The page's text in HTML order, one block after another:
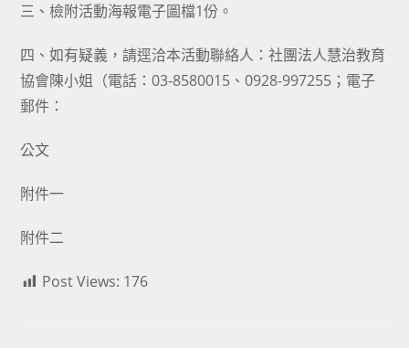
三、檢附活動海報電子圖檔1份。
四、如有疑義，請逕洽本活動聯絡人：社團法人慧治教育
協會陳小姐（電話：03-8580015、0928-997255；電子
郵件：
公文
附件一
附件二
Post Views: 176